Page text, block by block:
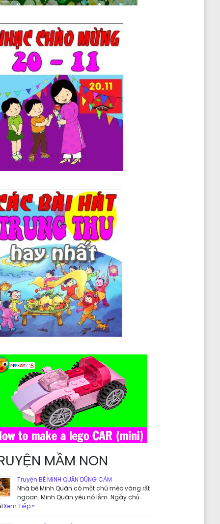
MẦM NON
Truyện BÉ MINH QUÂN DŨNG CẢM
Nhà bé Minh Quân có một chú mèo vàng rất
ngoan. Minh Quân yêu nó lắm. Ngày chủ
Xem Tiếp »